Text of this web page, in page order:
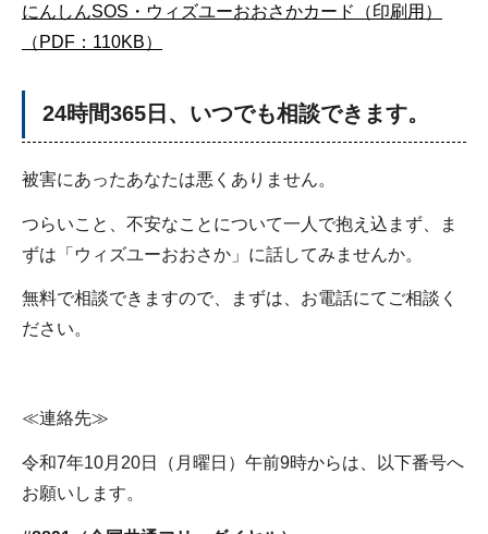
にんしんSOS・ウィズユーおおさかカード（印刷用）
（PDF：110KB）
24時間365日、いつでも相談できます。
被害にあったあなたは悪くありません。
つらいこと、不安なことについて一人で抱え込まず、ま
ずは「ウィズユーおおさか」に話してみませんか。
無料で相談できますので、まずは、お電話にてご相談く
ださい。
≪連絡先≫
令和7年10月20日（月曜日）午前9時からは、以下番号へ
お願いします。